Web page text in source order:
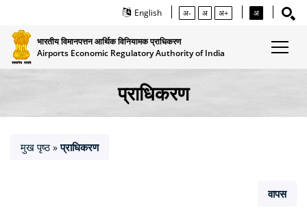
English अ- अ अ+ अ
भारतीय विमानपत्तन आर्थिक विनियामक प्राधिकरण
Airports Economic Regulatory Authority of India
प्राधिकरण
मुख पृष्ठ » प्राधिकरण
वापस